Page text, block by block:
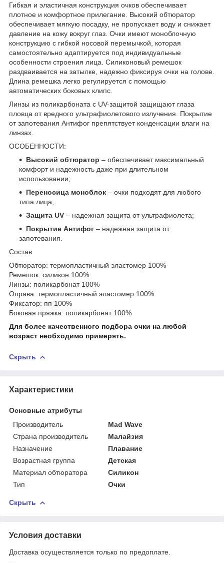
Гибкая и эластичная конструкция очков обеспечивает
плотное и комфортное прилегание. Высокий обтюратор
обеспечивает мягкую посадку, не пропускает воду и снижает
давление на кожу вокруг глаз. Очки имеют моноблочную
конструкцию с гибкой носовой перемычкой, которая
самостоятельно адаптируется под индивидуальные
особенности строения лица. Силиконовый ремешок
раздваивается на затылке, надежно фиксируя очки на голове.
Длина ремешка легко регулируется с помощью
автоматических боковых клипс.
Линзы из поликарбоната с UV-защитой защищают глаза
пловца от вредного ультрафиолетового излучения. Покрытие
от запотевания Антифог препятствует конденсации влаги на
линзах.
ОСОБЕННОСТИ:
Высокий обтюратор – обеспечивает максимальный
комфорт и надежность даже при длительном
использовании;
Переносица моноблок – очки подходят для любого
типа лица;
Защита UV – надежная защита от ультрафиолета;
Покрытие Антифог – надежная защита от
запотевания.
Состав
Обтюратор: термопластичный эластомер 100%
Ремешок: силикон 100%
Линзы: поликарбонат 100%
Оправа: термопластичный эластомер 100%
Фиксатор: пп 100%
Боковая пряжка: поликарбонат 100%
Для более качественного подбора очки на любой
возраст необходимо примерять.
Скрыть
Характеристики
Основные атрибуты
Производитель
Mad Wave
Страна производитель
Малайзия
Назначение
Плавание
Возрастная группа
Детская
Материал обтюратора
Силикон
Тип
Очки
Скрыть
Условия доставки
Доставка осуществляется только по предоплате.